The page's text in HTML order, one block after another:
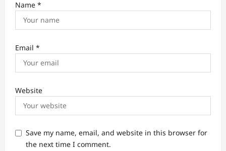
Name *
Email *
Website
Save my name, email, and website in this browser for
the next time I comment.